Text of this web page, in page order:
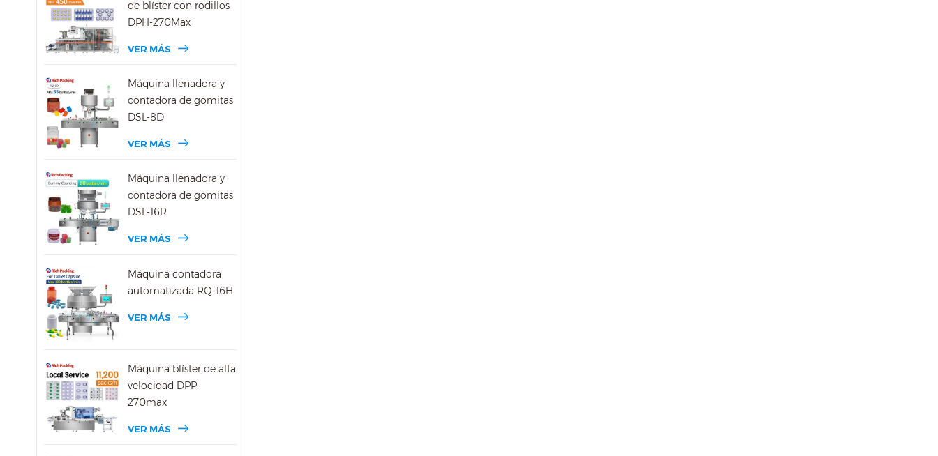
de blíster con rodillos
DPH-270Max
VER MÁS
Máquina llenadora y
contadora de gomitas
DSL-8D
VER MÁS
Máquina llenadora y
contadora de gomitas
DSL-16R
VER MÁS
Máquina contadora
automatizada RQ-16H
VER MÁS
Máquina blíster de alta
velocidad DPP-
270max
VER MÁS